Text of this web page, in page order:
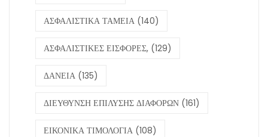
ΑΣΦΑΛΙΣΤΙΚΑ ΤΑΜΕΙΑ (140)
ΑΣΦΑΛΙΣΤΙΚΕΣ ΕΙΣΦΟΡΕΣ, (129)
ΔΑΝΕΙΑ (135)
ΔΙΕΥΘΥΝΣΗ ΕΠΙΛΥΣΗΣ ΔΙΑΦΟΡΩΝ (161)
ΕΙΚΟΝΙΚΑ ΤΙΜΟΛΟΓΙΑ (108)